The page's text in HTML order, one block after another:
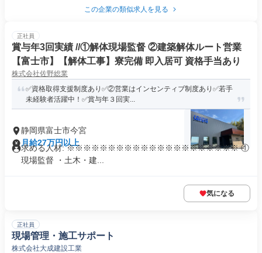
この企業の類似求人を見る
正社員
賞与年3回実績 //①解体現場監督 ②建築解体ルート営業
【富士市】【解体工事】寮完備 即入居可 資格手当あり
株式会社佐野総業
✅資格取得支援制度あり✅②営業はインセンティブ制度あり✅若手
未経験者活躍中！✅賞与年３回実...
静岡県富士市今宮
月給27万円以上
求める人材: ※※※※※※※※※※※※※※※※※※※※※ ①
現場監督 ・土木・建...
気になる
正社員
現場管理・施工サポート
株式会社大成建設工業